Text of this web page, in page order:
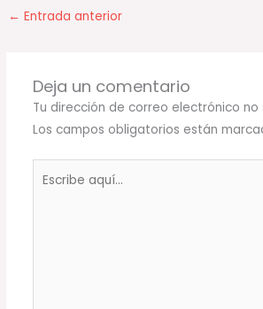
← Entrada anterior
Deja un comentario
Tu dirección de correo electrónico no
Los campos obligatorios están